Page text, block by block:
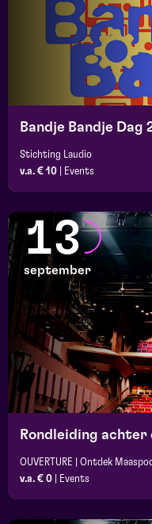
Bandje Bandje Dag
Stichting Laudio
v.a. € 10
Events
13
september
Rondleiding achter
OUVERTURE | Ontdek
v.a. € 0
Events